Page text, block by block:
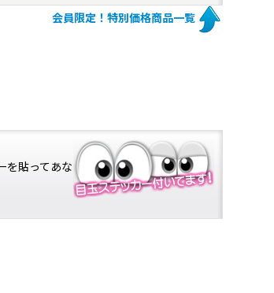
会員限定！特別価格商品一覧
を貼ってあな